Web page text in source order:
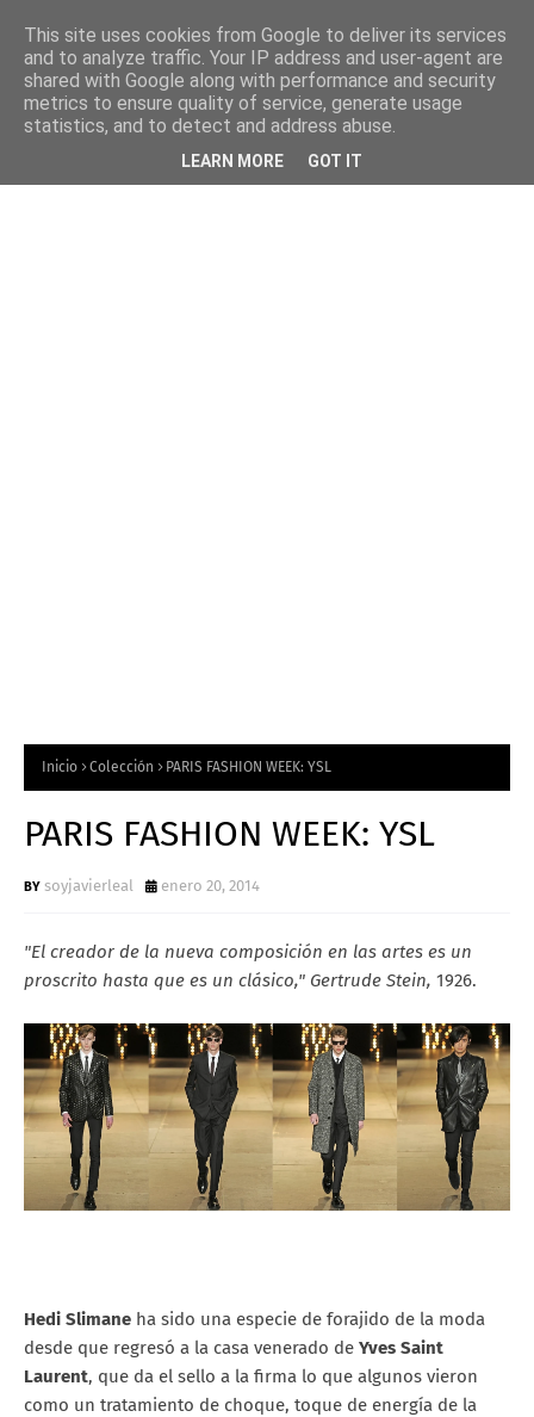
Inicio Colección PARIS FASHION WEEK: YSL
PARIS FASHION WEEK: YSL
soyjavierleal enero 20, 2014
"El creador de la nueva composición en las artes es un
proscrito hasta que es un clásico," Gertrude Stein, 1926.
Hedi Slimane ha sido una especie de forajido de la moda
desde que regresó a la casa venerado de Yves Saint
Laurent, que da el sello a la firma lo que algunos vieron
como un tratamiento de choque, toque de energía de la
This site uses cookies from Google to deliver its services
and to analyze traffic. Your IP address and user-agent are
shared with Google along with performance and security
metrics to ensure quality of service, generate usage
statistics, and to detect and address abuse.
LEARN MORE GOT IT